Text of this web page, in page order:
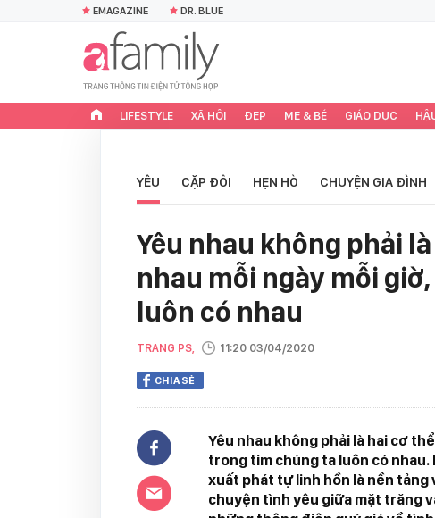
EMAGAZINE DR. BLUE
LIFESTYLE XÃ HỘI ĐẸP MẸ & BÉ GIÁO DỤC
YÊU CẶP ĐÔI HẸN HÒ CHUYỆN GIA ĐÌNH
Yêu nhau không phải
nhau mỗi ngày mỗi
luôn có nhau
TRANG PS, 11:20 03/04/2020
CHIA SẺ
Yêu nhau không phải là hai cơ
trong tim chúng ta luôn có nhau.
xuất phát tự linh hồn là nền
chuyện tình yêu giữa mặt trăng